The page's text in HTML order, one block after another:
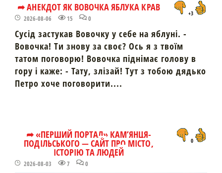
➦ АНЕКДОТ ЯК ВОВОЧКА ЯБЛУКА КРАВ
2026-08-06 15 0
+3
Сусід застукав Вовочку у себе на яблуні. -
Вовочка! Ти знову за своє? Ось я з твоїм
татом поговорю! Вовочка піднімає голову в
гору і каже: - Тату, злізай! Тут з тобою дядько
Петро хоче поговорити....
➦ «ПЕРШИЙ ПОРТАЛ» КАМ’ЯНЦЯ-
ПОДІЛЬСЬКОГО — САЙТ ПРО МІСТО,
ІСТОРІЮ ТА ЛЮДЕЙ
2026-08-03 7 0
0